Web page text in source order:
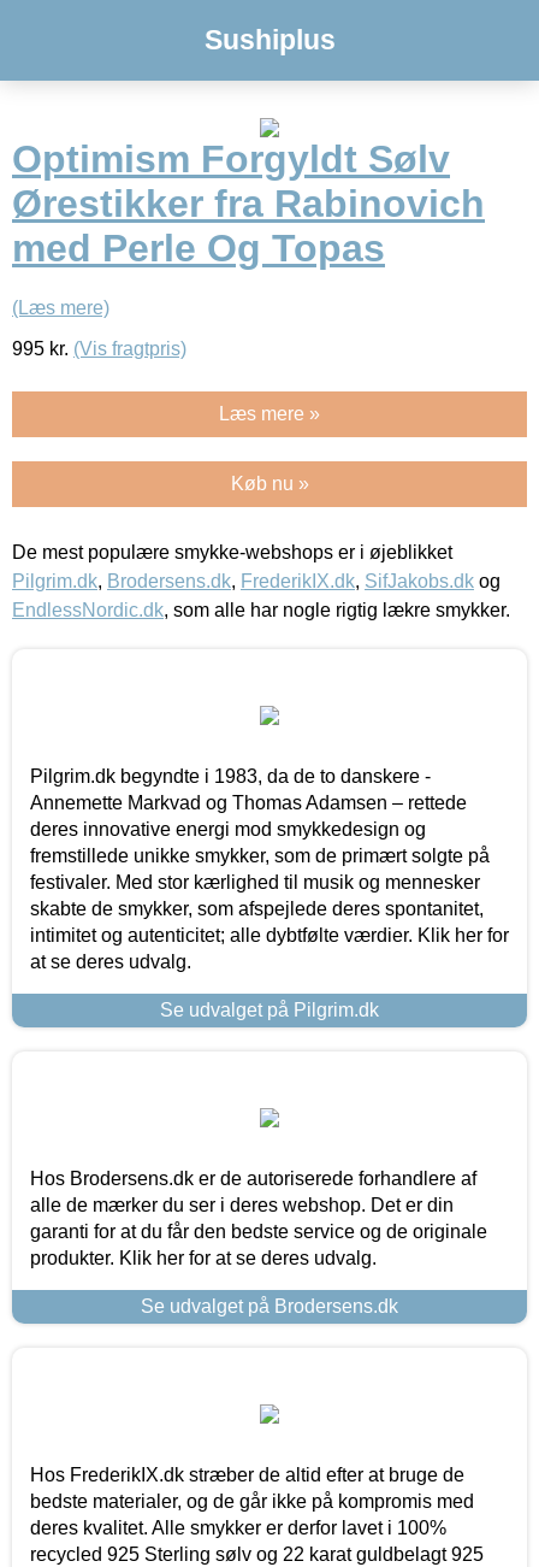
Sushiplus
Optimism Forgyldt Sølv
Ørestikker fra Rabinovich
med Perle Og Topas
(Læs mere)
995 kr. (Vis fragtpris)
Læs mere »
Køb nu »
De mest populære smykke-webshops er i øjeblikket
Pilgrim.dk, Brodersens.dk, FrederikIX.dk, SifJakobs.dk og
EndlessNordic.dk, som alle har nogle rigtig lækre smykker.
Pilgrim.dk begyndte i 1983, da de to danskere -
Annemette Markvad og Thomas Adamsen – rettede
deres innovative energi mod smykkedesign og
fremstillede unikke smykker, som de primært solgte på
festivaler. Med stor kærlighed til musik og mennesker
skabte de smykker, som afspejlede deres spontanitet,
intimitet og autenticitet; alle dybtfølte værdier. Klik her for
at se deres udvalg.
Se udvalget på Pilgrim.dk
Hos Brodersens.dk er de autoriserede forhandlere af
alle de mærker du ser i deres webshop. Det er din
garanti for at du får den bedste service og de originale
produkter. Klik her for at se deres udvalg.
Se udvalget på Brodersens.dk
Hos FrederikIX.dk stræber de altid efter at bruge de
bedste materialer, og de går ikke på kompromis med
deres kvalitet. Alle smykker er derfor lavet i 100%
recycled 925 Sterling sølv og 22 karat guldbelagt 925